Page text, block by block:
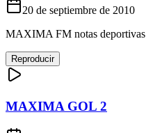
20 de septiembre de 2010
MAXIMA FM notas deportivas
Reproducir
MAXIMA GOL 2